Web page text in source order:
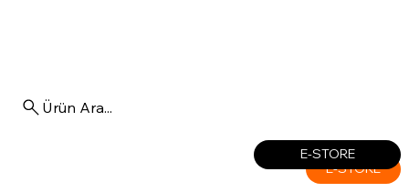
E-STORE
E-STORE
Ürün Ara...